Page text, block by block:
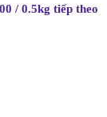
/ 0.5kg tiếp theo